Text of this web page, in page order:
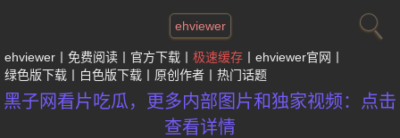
ehviewer
ehviewer 免费阅读 官方下载 极速缓存
ehviewer官网
绿色版下载
白色版下载 原创作者 热门话题
黑子网看片吃瓜，更多内部图片和独家视频：点击
查看详情